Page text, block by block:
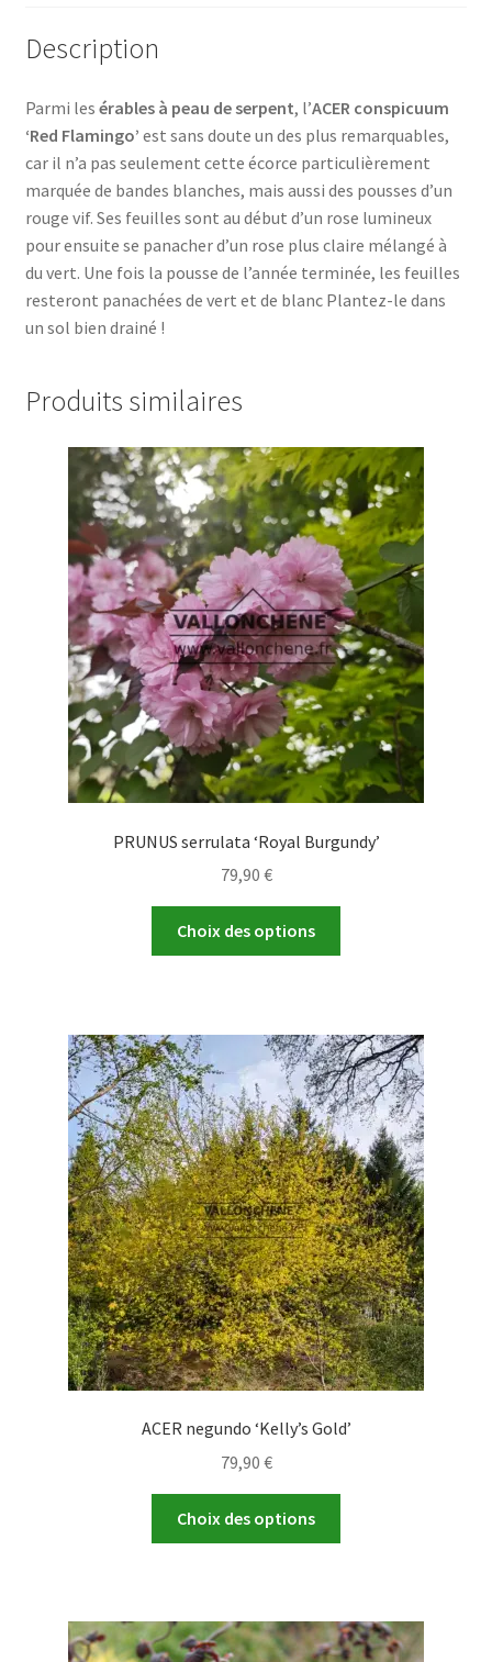
Description
Parmi les érables à peau de serpent, l’ACER conspicuum
‘Red Flamingo’ est sans doute un des plus remarquables,
car il n’a pas seulement cette écorce particulièrement
marquée de bandes blanches, mais aussi des pousses d’un
rouge vif. Ses feuilles sont au début d’un rose lumineux
pour ensuite se panacher d’un rose plus claire mélangé à
du vert. Une fois la pousse de l’année terminée, les feuilles
resteront panachées de vert et de blanc Plantez-le dans
un sol bien drainé !
Produits similaires
PRUNUS serrulata ‘Royal Burgundy’
79,90 €
Choix des options
Les
options
peuvent
être
choisies
sur
la
page
du
produit
ACER negundo ‘Kelly’s Gold’
79,90 €
Choix des options
variations.
Les